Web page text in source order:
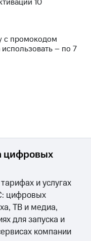
с промокодом
– по 7
цифровых
и услугах
цифровых
ТВ и медиа,
для запуска и
компании